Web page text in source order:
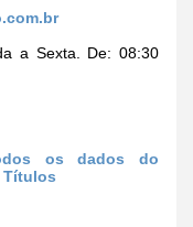
a Sexta. De: 08:30
os dados do
Títulos